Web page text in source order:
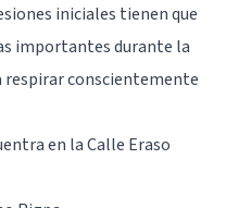
iniciales tienen que
importantes durante la
respirar conscientemente
en la Calle Eraso